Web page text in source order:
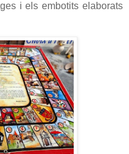
i els embotits elaborats